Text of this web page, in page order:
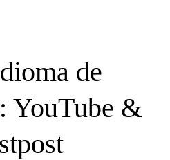
de
YouTube &